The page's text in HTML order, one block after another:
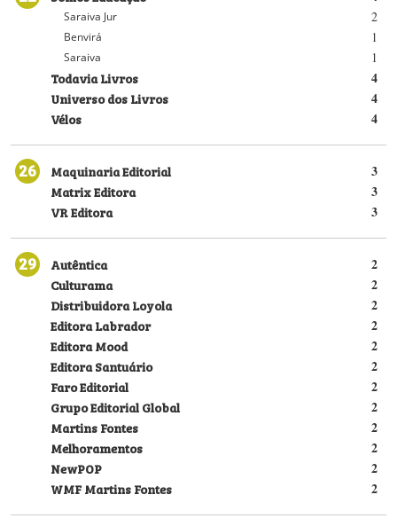
2
Saraiva Jur
1
Benvirá
1
Saraiva
4
Todavia Livros
4
Universo dos Livros
4
Vélos
26 3
Maquinaria Editorial
3
Matrix Editora
3
VR Editora
29 2
Autêntica
2
Culturama
2
Distribuidora Loyola
2
Editora Labrador
2
Editora Mood
2
Editora Santuário
2
Faro Editorial
2
Grupo Editorial Global
2
Martins Fontes
2
Melhoramentos
2
NewPOP
2
WMF Martins Fontes